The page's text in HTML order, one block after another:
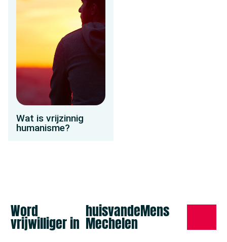
Wat is vrijzinnig
humanisme?
Word
vrijwilliger in
huisvandeMens
Mechelen